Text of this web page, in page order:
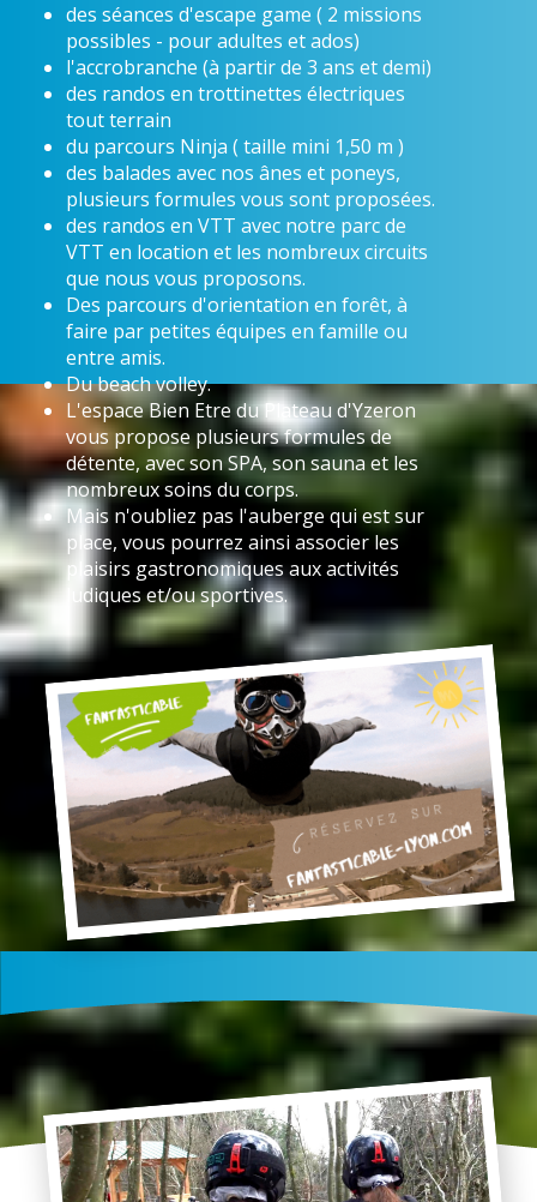
des séances d'escape game ( 2 missions
possibles - pour adultes et ados)
l'accrobranche (à partir de 3 ans et demi)
des randos en trottinettes électriques
tout terrain
du parcours Ninja ( taille mini 1,50 m )
des balades avec nos ânes et poneys,
plusieurs formules vous sont proposées.
des randos en VTT avec notre parc de
VTT en location et les nombreux circuits
que nous vous proposons.
Des parcours d'orientation en forêt, à
faire par petites équipes en famille ou
entre amis.
Du beach volley.
L'espace Bien Etre du Plateau d'Yzeron
vous propose plusieurs formules de
détente, avec son SPA, son sauna et les
nombreux soins du corps.
Mais n'oubliez pas l'auberge qui est sur
place, vous pourrez ainsi associer les
plaisirs gastronomiques aux activités
ludiques et/ou sportives.